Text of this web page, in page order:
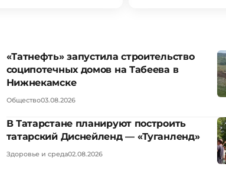
«Татнефть» запустила строительство
соципотечных домов на Табеева в
Нижнекамске
Общество03.08.2026
В Татарстане планируют построить
татарский Диснейленд — «Туганленд»
Здоровье и среда02.08.2026